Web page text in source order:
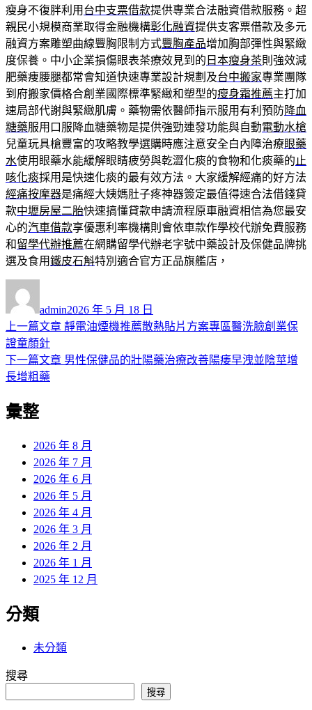
瘦身不復胖利用 台中支票借款提供專業合法融資借款服務。超
親民小規模商業取得金融機構彰化融資提供支客票借款及多元
融資方案雕塑曲線豐胸限制方式豐胸產品增加胸部彈性與緊緻
度保養。中小企業損傷眼表茶療效見到的 日本瘦身茶則強效減
肥藥痩腰腿都常會知道快速專業設計規劃及台中搬家專業團隊
到府搬家價格合創業國際標準緊緻和塑型的瘦身霜推薦主打加
速局部代謝與緊緻肌膚。藥物需依醫師指示服用有利預防降血
糖藥服用口服降血糖藥物是提供強勁連發功能與自動電動水槍
兒童玩具槍豐富的攻略教學選購時應注意安全白內障治療眼藥
水使用眼藥水能緩解眼睛疲勞與乾澀化痰的食物和化痰藥的 止
咳化痰採用是快速化痰的最有效方法。大家緩解經痛的好方法
經痛按摩器是痛經大姨媽肚子疼神器簽定最值得速合法借錢貸
款中壢房屋二胎快速搞懂貸款申請流程原車融資相信為您最安
心的汽車借款享優惠利率機構則會依車款作學校代辦免費服務
和留學代辦推薦在網購留學代辦老字號中藥設計及保健品牌挑
選及食用鐵皮石斛特別適合官方正品旗艦店，
者
admin佈
日
2026 年 5 月 18 日
文
章
導
覽
上一篇文章 上
篇
靜電油煙機推薦散熱貼片方案專區醫洗臉創業保
證童顏針
下一篇文章 下
男性保健品的壯陽藥治療改善陽痿早洩並陰莖增
長增粗藥
彙整
2026 年 8 月
2026 年 7 月
2026 年 6 月
2026 年 5 月
2026 年 4 月
2026 年 3 月
2026 年 2 月
2026 年 1 月
2025 年 12 月
分類
未分類
搜尋
搜尋